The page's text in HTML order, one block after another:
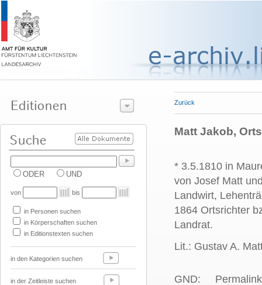
ODER UND
von bis
in Personen suchen
in Körperschaften suchen
in Editionstexten suchen
in den Kategorien suchen
in der Zeitleiste suchen
Zurück
Matt Jakob,
* 3.5.1810 in
von Josef Matt
Landwirt,
1864 Ortsrichter
Landrat.
Lit.: Gustav A.
GND: